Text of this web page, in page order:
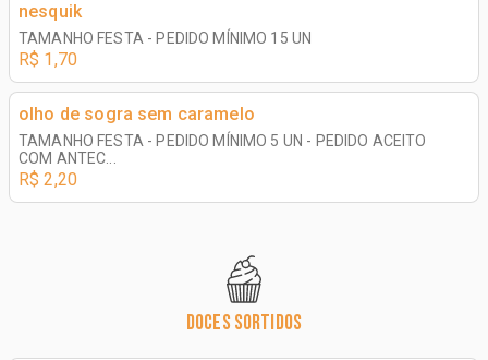
nesquik
TAMANHO FESTA - PEDIDO MÍNIMO 15 UN
R$ 1,70
olho de sogra sem caramelo
TAMANHO FESTA - PEDIDO MÍNIMO 5 UN - PEDIDO ACEITO
COM ANTEC...
R$ 2,20
DOCES SORTIDOS